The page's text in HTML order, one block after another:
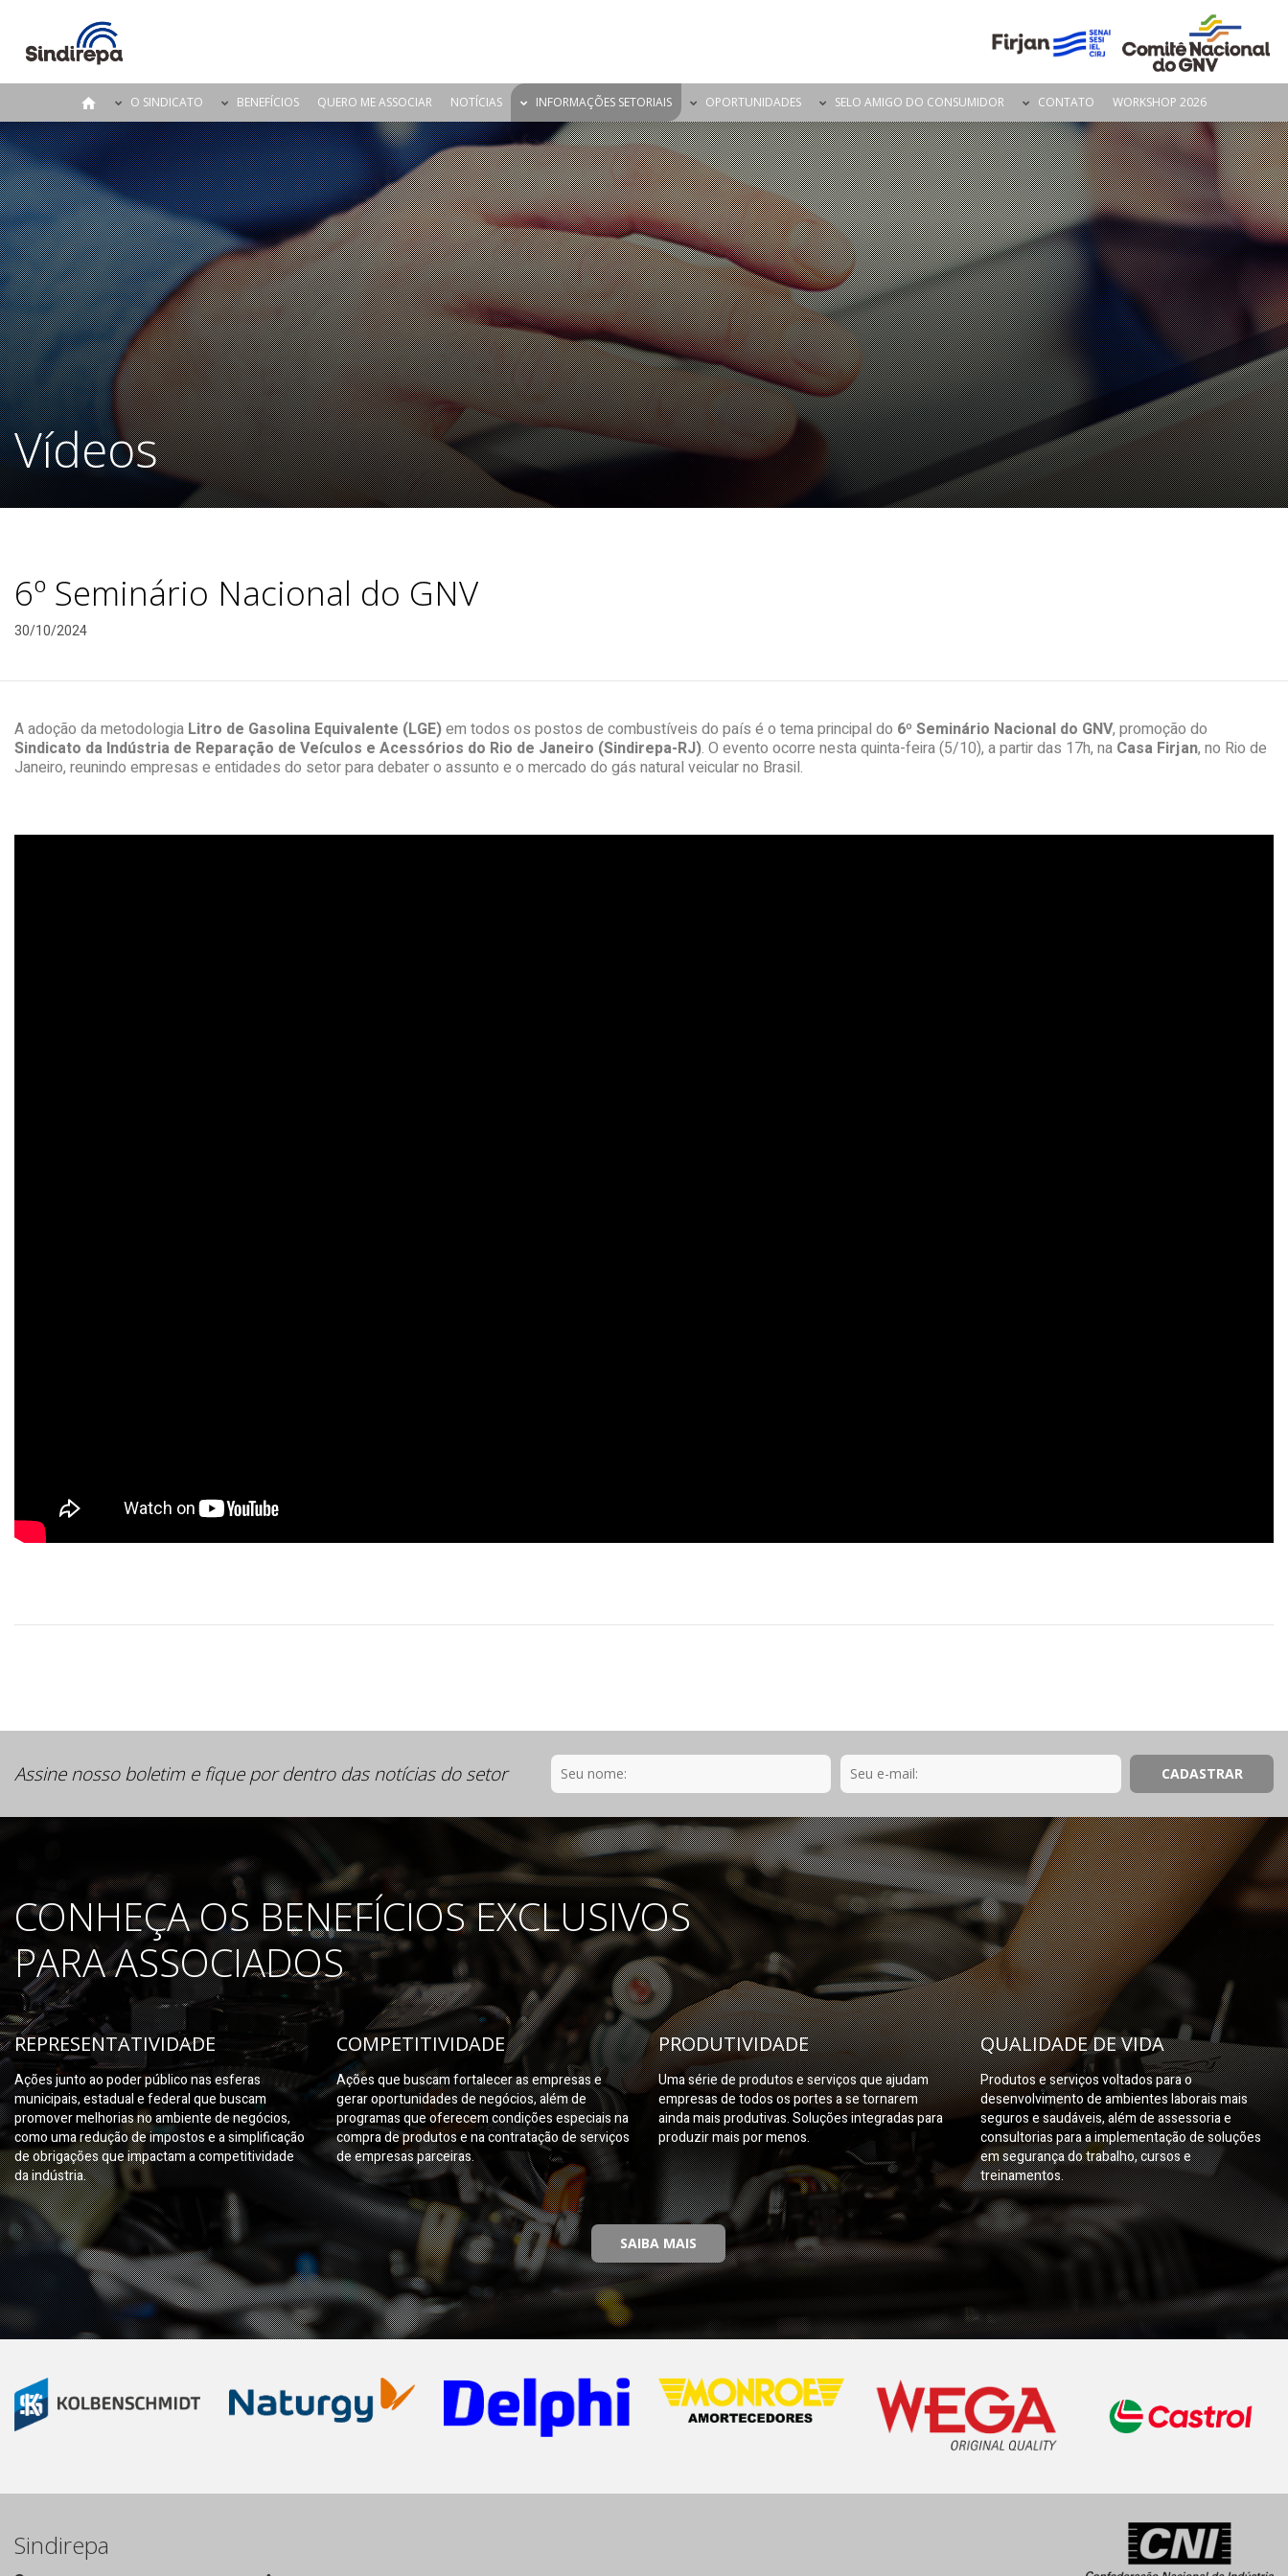
O SINDICATO BENEFÍCIOS QUERO ME ASSOCIAR NOTÍCIAS INFORMAÇÕES SETORIAIS OPORTUNIDADES SELO AMIGO DO CONSUMIDOR CONTATO WORKSHOP 2026
Vídeos
6º Seminário Nacional do GNV
30/10/2024
A adoção da metodologia Litro de Gasolina Equivalente (LGE)em todos os postos de combustíveis do país é o tema principal do 6º Seminário Nacional do GNV, promoção do
Sindicato da Indústria de Reparação de Veículos e Acessórios do Rio de Janeiro (Sindirepa-RJ). O evento ocorre nesta quinta-feira (5/10), a partir das 17h, na Casa Firjan, no Rio de
Janeiro, reunindo empresas e entidades do setor para debater o assunto e o mercado do gás natural veicular no Brasil.
Assine nosso boletim e fique por dentro das notícias do setor
CONHEÇA OS BENEFÍCIOS EXCLUSIVOS
PARA ASSOCIADOS
REPRESENTATIVIDADE
Ações junto ao poder público nas esferas
municipais, estadual e federal que buscam
promover melhorias no ambiente de negócios,
como uma redução de impostos e a simplificação
de obrigações que impactam a competitividade
da indústria.
COMPETITIVIDADE
Ações que buscam fortalecer as empresas e
gerar oportunidades de negócios, além de
programas que oferecem condições especiais na
compra de produtos e na contratação de serviços
de empresas parceiras.
PRODUTIVIDADE
Uma série de produtos e serviços que ajudam
empresas de todos os portes a se tornarem
ainda mais produtivas. Soluções integradas para
produzir mais por menos.
QUALIDADE DE VIDA
Produtos e serviços voltados para o
desenvolvimento de ambientes laborais mais
seguros e saudáveis, além de assessoria e
consultorias para a implementação de soluções
em segurança do trabalho, cursos e
treinamentos.
SAIBA MAIS
Sindirepa